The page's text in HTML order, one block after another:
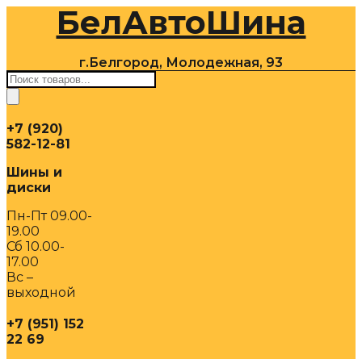
содержимомуБелАвтоШина
г.Белгород, Молодежная, 93
Поиск
товаров
+7 (920)
582-12-81
Шины и
диски
Пн-Пт 09.00-
19.00
Сб 10.00-
17.00
Вс –
выходной
+7 (951) 152
22 69